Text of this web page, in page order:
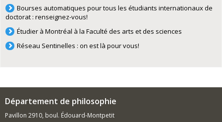
Bourses automatiques pour tous les étudiants internationaux de
doctorat : renseignez-vous!
Étudier à Montréal à la Faculté des arts et des sciences
Réseau Sentinelles : on est là pour vous!
Département de philosophie
Pavillon 2910, boul. Édouard-Montpetit